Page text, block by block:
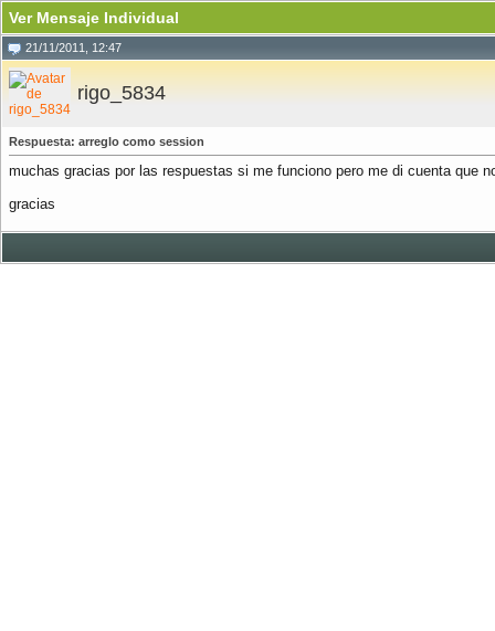
Ver Mensaje Individual
21/11/2011, 12:47
rigo_5834
Respuesta: arreglo como session
muchas gracias por las respuestas si me funciono pero me di cuenta que
gracias